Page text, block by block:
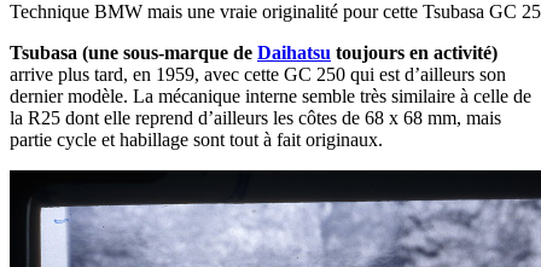
Technique BMW mais une vraie originalité pour cette Tsubasa GC
Tsubasa (une sous-marque de Daihatsu toujours en activité)
arrive plus tard, en 1959, avec cette GC 250 qui est d’ailleurs son
dernier modèle. La mécanique interne semble très similaire à celle de
la R25 dont elle reprend d’ailleurs les côtes de 68 x 68 mm, mais
partie cycle et habillage sont tout à fait originaux.